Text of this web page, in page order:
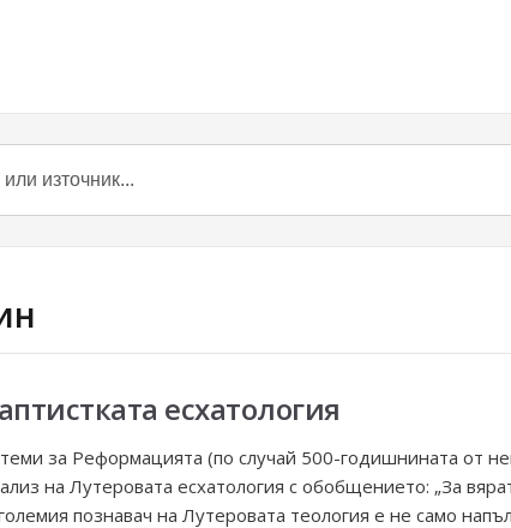
есхатология
за Реформацията (по случай 500-годишнината от
на Лутеровата есхатология с обобщението: „За
познавач на Лутеровата теология е не само